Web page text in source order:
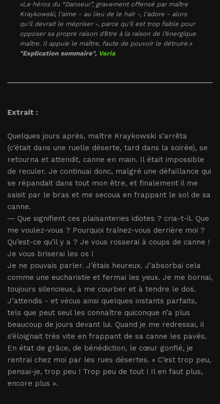
«Le héros du “Danseur”, gravement offensé par maître
Kraykowski, l’aime - au lieu de le haïr -, l’adore - alors
qu’il devrait le mépriser -, parce qu’il est trop faible pour
opposer sa propre raison d’être à la raison de l’énergique
maître. Il appuie le maître, faute de pouvoir le détruire.»
"Explication sommaire", Varia
Extrait :
Quelques jours après, maître Kraykowski s’arrêta
(c’était dans une ruelle déserte, tard dans la soirée), se
retourna et attendit, canne en main. Il était impossible
de reculer. Je continuai donc, malgré une défaillance qui
se répandait dans tout mon être, et finalement il me
saisit par le bras et me secoua en frappant le sol de sa
canne.
― Que signifient ces plaisanteries idiotes ? cria-t-il. Que
me voulez-vous ? Pourquoi traînez-vous derrière moi ?
Qu’est-ce qu’il y a ? Je vous rosserai à coups de canne !
Je vous briserai les os !
Je ne pouvais parler. J’étais heureux. J’absorbai cela
comme une eucharistie et fermai les yeux. Je me bornai,
toujours silencieux, à me courber et à tendre le dos.
J’attendis - et vécus ainsi quelques instants parfaits,
tels que peut seul les connaître quiconque n’a plus
beaucoup de jours devant lui. Quand je me redressai, il
s’éloignait très vite en frappant de sa canne les pavés.
En état de grâce, de bénédiction, le cœur gonflé, je
rentrai chez moi par les rues désertes. « C’est trop peu,
pensai-je, trop peu ! Trop peu de tout ! Il en faut plus,
encore plus ».